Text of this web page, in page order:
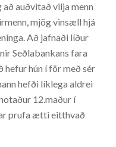
auðvitað vilja menn
mjög vinsæll hjá
Að jafnaði líður
Seðlabankans fara
hefur hún í för með sér
hefði líklega aldrei
12.maður í
prufa ætti eitthvað